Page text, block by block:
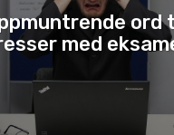
ord
med